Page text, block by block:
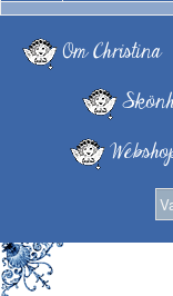
Om Christina